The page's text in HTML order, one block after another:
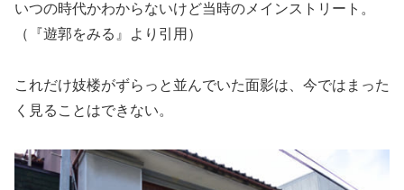
いつの時代かわからないけど当時のメインストリート。
（『遊郭をみる』より引用）
これだけ妓楼がずらっと並んでいた面影は、今ではまった
く見ることはできない。